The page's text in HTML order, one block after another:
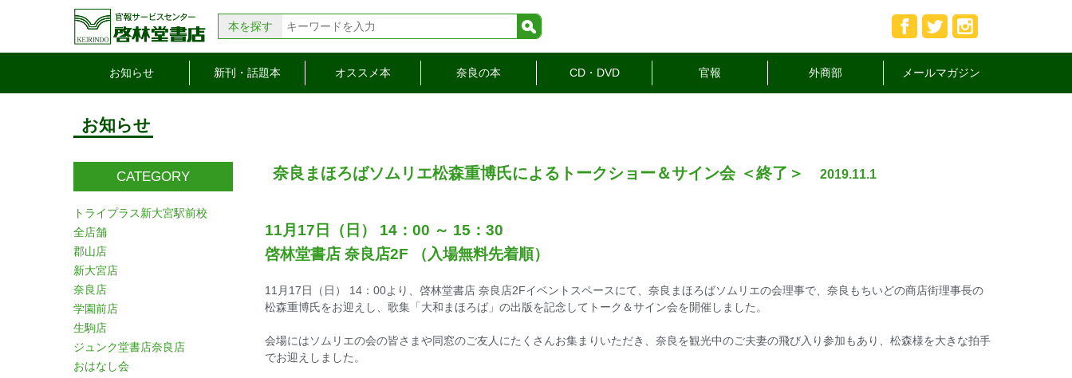
本を探す
お知らせ 新刊・話題本 オススメ本 奈良の本 CD・DVD 官報 外商部 メールマガジン
お知らせ
奈良まほろばソムリエ松森重博氏によるトークショー＆サイン会 ＜終了＞ 2019.11.1
11月17日（日） 14：00 ～ 15：30
啓林堂書店 奈良店2F （入場無料先着順）
11月17日（日） 14：00より、啓林堂書店 奈良店2Fイベントスペースにて、奈良まほろばソムリエの会理事で、奈良もちいどの商店街理事長の
松森重博氏をお迎えし、歌集「大和まほろば」の出版を記念してトーク＆サイン会を開催しました。
会場にはソムリエの会の皆さまや同窓のご友人にたくさんお集まりいただき、奈良を観光中のご夫妻の飛び入り参加もあり、松森様を大きな拍手
でお迎えしました。
CATEGORY
トライプラス新大宮駅前校
全店舗
郡山店
新大宮店
奈良店
学園前店
生駒店
ジュンク堂書店奈良店
おはなし会